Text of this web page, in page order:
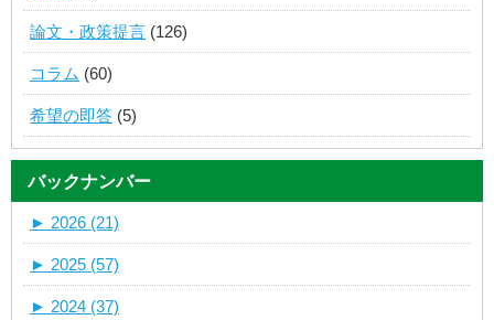
論文・政策提言 (126)
コラム (60)
希望の即答 (5)
バックナンバー
► 2026 (21)
► 2025 (57)
► 2024 (37)